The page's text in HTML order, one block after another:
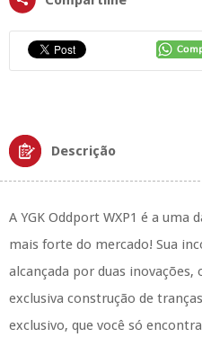
Descrição
A YGK Oddport WXP1 é a
mais forte do mercado! Sua
alcançada por duas inovações,
exclusiva construção de
exclusivo, que você só